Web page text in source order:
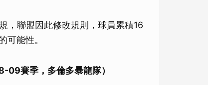
，聯盟因此修改規則，球員累積16
可能性。
賽季，多倫多暴龍隊）